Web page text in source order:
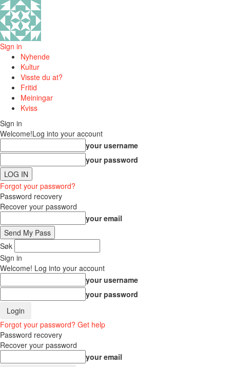
Sign in
Nyhende
Kultur
Visste du at?
Fritid
Meiningar
Kviss
Sign in
Welcome!Log into your account
your username
your password
Forgot your password?
Password recovery
Recover your password
your email
Søk
Sign in
Welcome! Log into your account
your username
your password
Forgot your password? Get help
Password recovery
Recover your password
your email